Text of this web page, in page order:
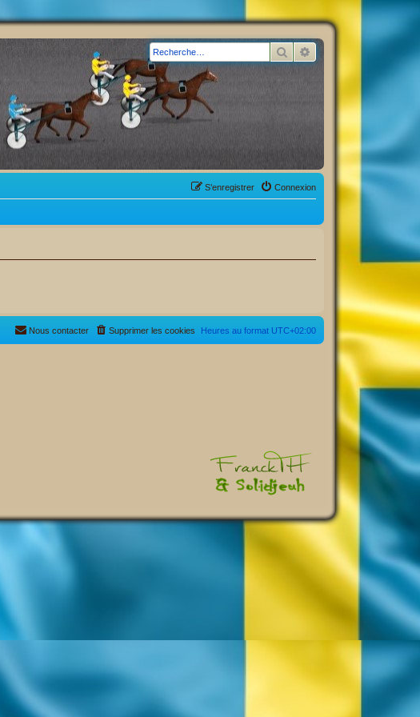
Rechercher
Connexion
S’enregistrer
Heures au format UTC+02:00
Supprimer les cookies
Nous contacter